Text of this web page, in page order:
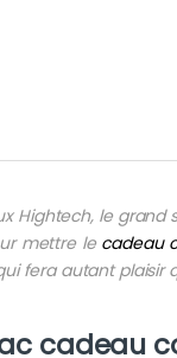
Hightech, le grand
mettre le cadeau
fera autant plaisir
cadeau